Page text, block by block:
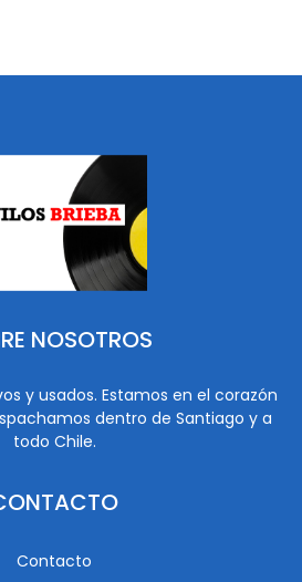
NOSOTROS
y usados. Estamos en el corazón
dentro de Santiago y a
todo Chile.
Contacto